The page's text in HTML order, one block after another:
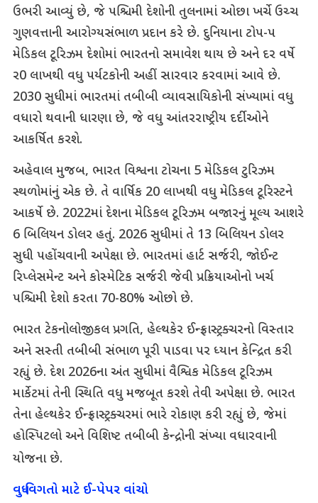
ઉભરી આવ્યું છે, જે પશ્ચિમી દેશોની તુલનામાં ઓછા ખર્ચે ઉચ્ચ
ગુણવત્તાની આરોગ્યસંભાળ પ્રદાન કરે છે. દુનિયાના ટોપ-પ
મેડિકલ ટૂરિઝમ દેશોમાં ભારતનો સમાવેશ થાય છે અને દર વર્ષે
ર0 લાખથી વધુ પર્યટકોની અહીં સારવાર કરવામાં આવે છે.
2030 સુધીમાં ભારતમાં તબીબી વ્યાવસાયિકોની સંખ્યામાં વધુ
વધારો થવાની ધારણા છે, જે વધુ આંતરરાષ્ટ્રીય દર્દીઓને
આકર્ષિત કરશે.
અહેવાલ મુજબ, ભારત વિશ્વના ટોચના 5 મેડિકલ ટુરિઝમ
સ્થળોમાંનું એક છે. તે વાર્ષિક 20 લાખથી વધુ મેડિકલ ટૂરિસ્ટને
આકર્ષે છે. 2022માં દેશના મેડિકલ ટૂરિઝમ બજારનું મૂલ્ય આશરે
6 બિલિયન ડોલર હતું. 2026 સુધીમાં તે 13 બિલિયન ડોલર
સુધી પહોંચવાની અપેક્ષા છે. ભારતમાં હાર્ટ સર્જરી, જોઈન્ટ
રિપ્લેસમેન્ટ અને કોસ્મેટિક સર્જરી જેવી પ્રક્રિયાઓનો ખર્ચ
પશ્ચિમી દેશો કરતા 70-80% ઓછો છે.
ભારત ટેકનોલોજીકલ પ્રગતિ, હેલ્થકેર ઈન્ફ્રાસ્ટ્રક્ચરનો વિસ્તાર
અને સસ્તી તબીબી સંભાળ પૂરી પાડવા પર ધ્યાન કેન્દ્રિત કરી
રહ્યું છે. દેશ 2026ના અંત સુધીમાં વૈશ્વિક મેડિકલ ટૂરિઝમ
માર્કેટમાં તેની સ્થિતિ વધુ મજબૂત કરશે તેવી અપેક્ષા છે. ભારત
તેના હેલ્થકેર ઈન્ફ્રાસ્ટ્રક્ચરમાં ભારે રોકાણ કરી રહ્યું છે, જેમાં
હોસ્પિટલો અને વિશિષ્ટ તબીબી કેન્દ્રોની સંખ્યા વધારવાની
યોજના છે.
વધુ વિગતો માટે ઈ-પેપર વાંચો